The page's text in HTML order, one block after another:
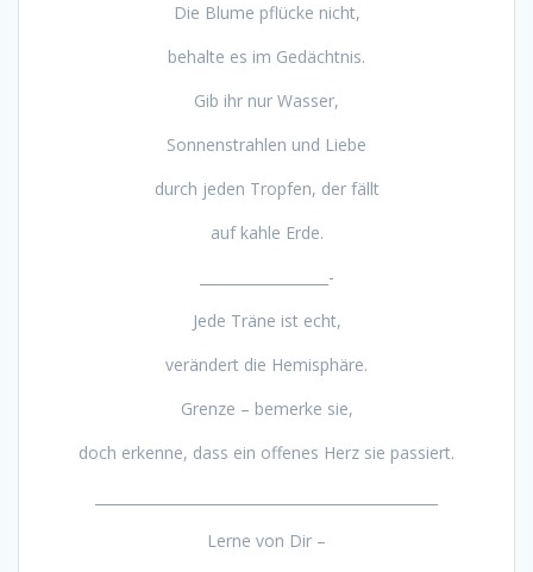
Die Blume pflücke nicht,
behalte es im Gedächtnis.
Gib ihr nur Wasser,
Sonnenstrahlen und Liebe
durch jeden Tropfen, der fällt
auf kahle Erde.
__________________-
Jede Träne ist echt,
verändert die Hemisphäre.
Grenze – bemerke sie,
doch erkenne, dass ein offenes Herz sie passiert.
Lerne von Dir –